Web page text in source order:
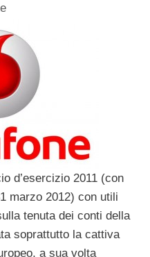
d’esercizio 2011 (con
marzo 2012) con utili
tenuta dei conti della
soprattutto la cattiva
a sua volta